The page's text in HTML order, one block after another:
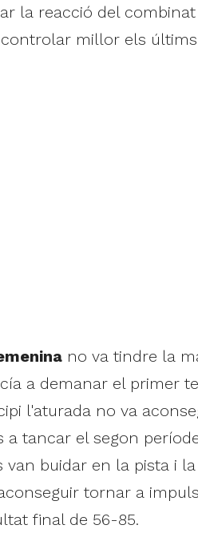
la reacció del
millor els
no va tindre la
a demanar el primer
l'aturada no va
a tancar el segon
van buidar en la pista i
tornar a
final de 56-85.